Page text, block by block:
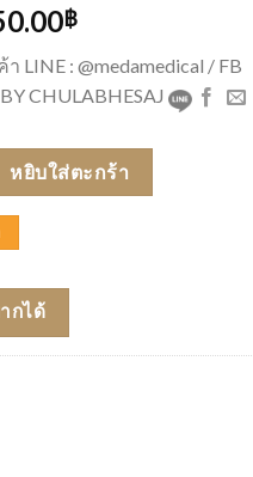
฿.
฿Current
is:
550.00฿.
LINE : @medamedical / FB
CHULABHESAJ
รื่องฟอกอากาศชนิดพกพา รุ่น B1 ชิ้น
หยิบใส่ตะกร้า
กได้